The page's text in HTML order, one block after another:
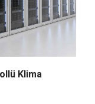
Klima